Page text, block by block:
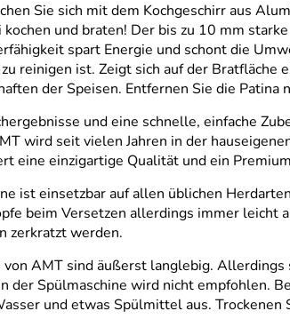
Sie sich mit dem Kochgeschirr aus
und braten! Der bis zu 10 mm
spart Energie und schont die
reinigen ist. Zeigt sich auf der
der Speisen. Entfernen Sie die
und eine schnelle, einfache
wird seit vielen Jahren in der
eine einzigartige Qualität und ein
ist einsetzbar auf allen üblichen
beim Versetzen allerdings immer leicht
zerkratzt werden.
AMT sind äußerst langlebig.
der Spülmaschine wird nicht empfohlen.
und etwas Spülmittel aus.